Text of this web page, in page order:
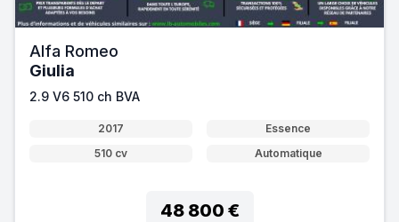
Alfa Romeo
Giulia
2.9 V6 510 ch BVA
2017
Essence
510 cv
Automatique
48 800 €